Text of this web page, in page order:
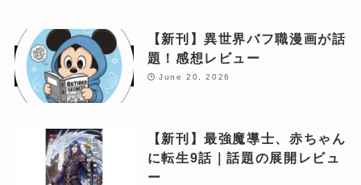
【新刊】異世界バフ職漫画が話
題！感想レビュー
June 20, 2026
【新刊】最強魔導士、赤ちゃん
に転生9話｜話題の展開レビュ
ー